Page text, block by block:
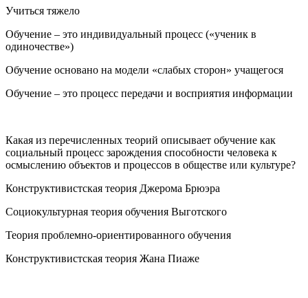
Учиться тяжело
Обучение – это индивидуальный процесс («ученик в
одиночестве»)
Обучение основано на модели «слабых сторон» учащегося
Обучение – это процесс передачи и восприятия информации
Какая из перечисленных теорий описывает обучение как
социальный процесс зарождения способности человека к
осмыслению объектов и процессов в обществе или культуре?
Конструктивистская теория Джерома Брюэра
Социокультурная теория обучения Выготского
Теория проблемно-ориентированного обучения
Конструктивистская теория Жана Пиаже